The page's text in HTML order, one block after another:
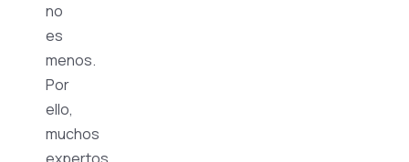
no
es
menos.
Por
ello,
muchos